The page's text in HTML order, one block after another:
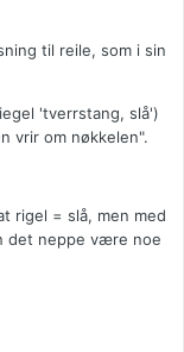
til reile, som i sin
'tverrstang, slå')
vrir om nøkkelen".
rigel = slå, men med
det neppe være noe